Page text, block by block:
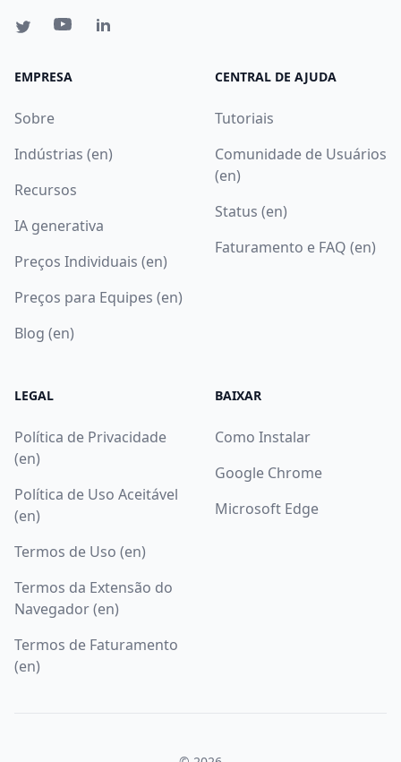
EMPRESA
Sobre
Indústrias (en)
Recursos
IA generativa
Preços Individuais (en)
Preços para Equipes (en)
Blog (en)
CENTRAL DE AJUDA
Tutoriais
Comunidade de Usuários
(en)
Status (en)
Faturamento e FAQ (en)
LEGAL
Política de Privacidade
(en)
Política de Uso Aceitável
(en)
Termos de Uso (en)
Termos da Extensão do
Navegador (en)
Termos de Faturamento
(en)
BAIXAR
Como Instalar
Google Chrome
Microsoft Edge